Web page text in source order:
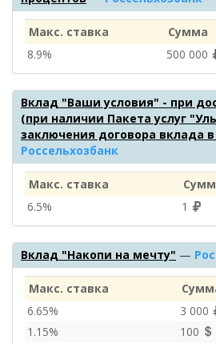
Макс. ставка Сумма
8.9%
500 000
Вклад "Ваши условия" - при
(при наличии Пакета услуг
заключения договора вклада
Россельхозбанк
Макс. ставка
6.5%
1
Вклад "Накопи на мечту" —
Макс. ставка
6.65%
3 000
1.15% 100